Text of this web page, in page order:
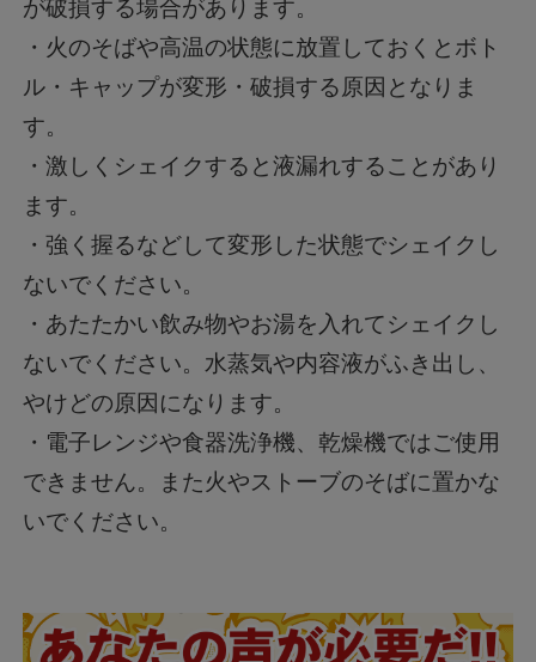
が破損する場合があります。
・火のそばや高温の状態に放置しておくとボト
ル・キャップが変形・破損する原因となりま
す。
・激しくシェイクすると液漏れすることがあり
ます。
・強く握るなどして変形した状態でシェイクし
ないでください。
・あたたかい飲み物やお湯を入れてシェイクし
ないでください。水蒸気や内容液がふき出し、
やけどの原因になります。
・電子レンジや食器洗浄機、乾燥機ではご使用
できません。また火やストーブのそばに置かな
いでください。